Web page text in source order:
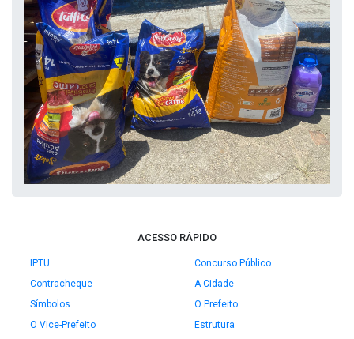
ACESSO RÁPIDO
IPTU
Concurso Público
Contracheque
A Cidade
Símbolos
O Prefeito
O Vice-Prefeito
Estrutura